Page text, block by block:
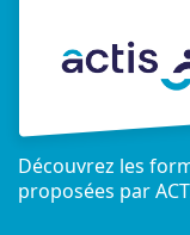
Découvrez les
proposées par